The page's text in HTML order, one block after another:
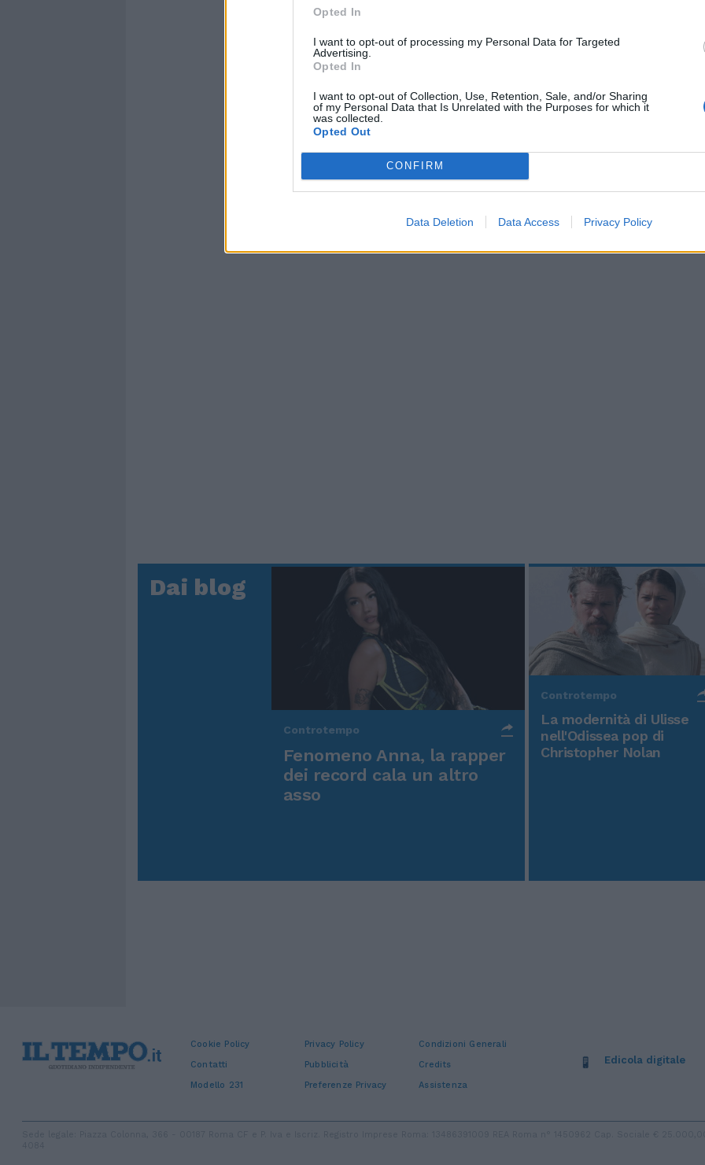
Opted In
I want to opt-out of processing my Personal Data for Targeted
Advertising.
Opted In
I want to opt-out of Collection, Use, Retention, Sale, and/or Sharing
of my Personal Data that Is Unrelated with the Purposes for which it
was collected.
Opted Out
CONFIRM
Data Deletion Data Access Privacy Policy
Dai blog
Controtempo
Fenomeno Anna, la rapper
dei record cala un altro
asso
Controtempo
La modernità di Ulisse
nell'Odissea pop di
Christopher Nolan
Cookie Policy Privacy Policy
Condizioni Generali
Contatti
Pubblicità
Credits
Modello 231
Preferenze Privacy Assistenza
Edicola digitale